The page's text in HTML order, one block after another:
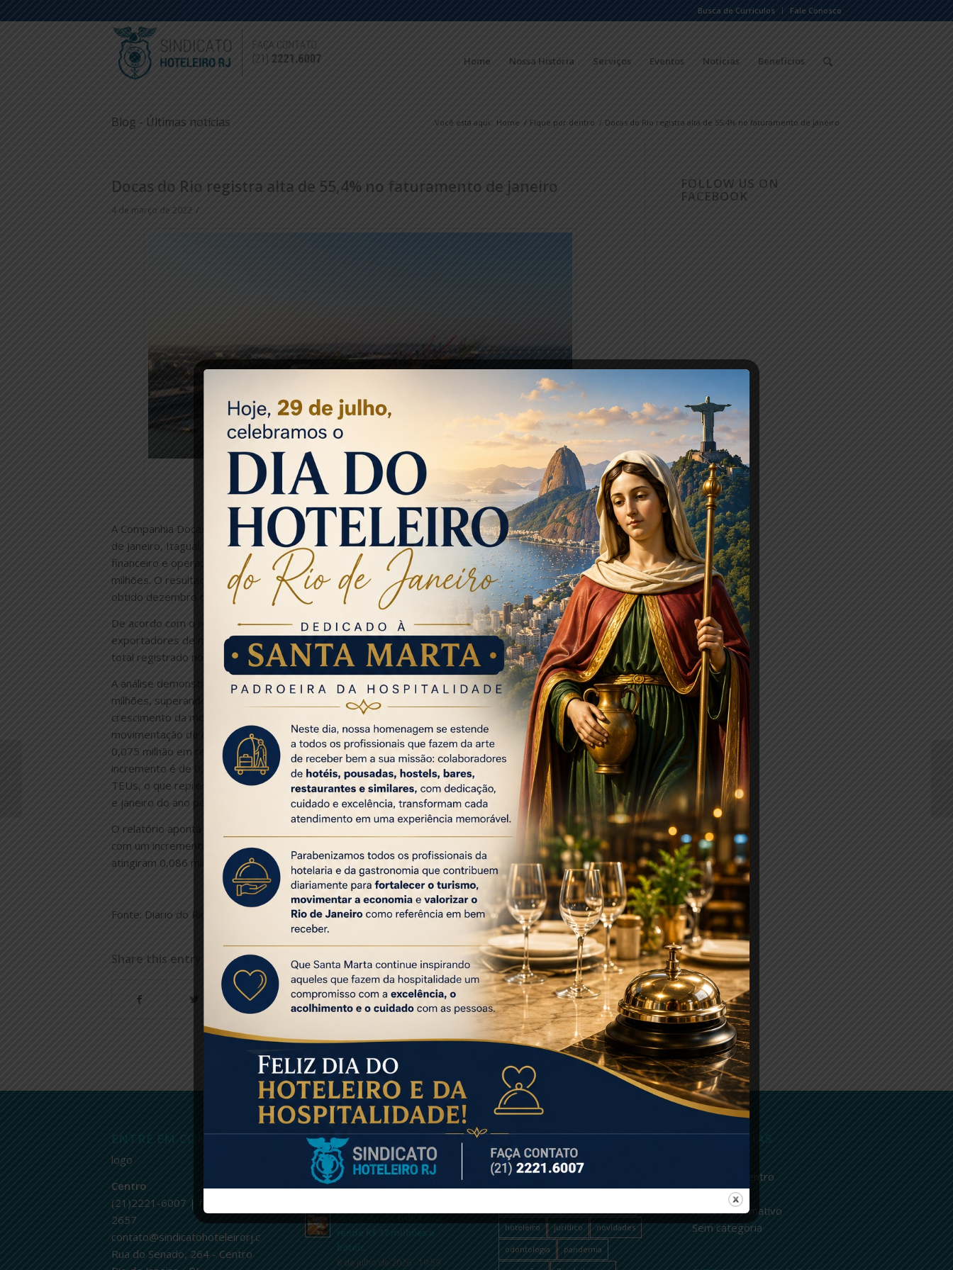
Busca de Currículos Fale Conosco
Home Nossa História Serviços Eventos Notícias Benefícios
Blog - Últimas notícias Você está aqui: Home / Fique por dentro / Docas do Rio registra alta de 55,4% no faturamento de janeiro
Docas do Rio registra alta de 55,4% no faturamento de janeiro
4 de março de 2022 /
Foto: Divulgação
A Companhia Docas do Rio de Janeiro (CDRJ), Autoridade Portuária que administra os Portos do Rio
de Janeiro, Itaguaí, Niterói e Angra dos Reis, iniciou o ano de 2022 atingindo um bom desempenho
financeiro e operacional. A Companhia encerrou o mês de janeiro com um faturamento de R$ 64,3
milhões. O resultado, em termos nominais, teve um acréscimo de R$ 22,9 milhões no resultado
obtido dezembro de 2021, o que corresponde um aumento de 55,4%.
De acordo com o relatório, o faturamento de janeiro de 2022 foi impulsionado pelos terminais
exportadores de minério de ferro, que contribuíram com R$ 40,5 milhões (63,0 %) na composição do
total registrado no mês.
A análise demonstra que o Porto do Rio de Janeiro teve um destaque com faturamento de R$ 17,8
milhões, superando a média faturada em todo o ano de 2021 em 3,9%, reflexo direto do
crescimento da movimentação de contêineres, principal carga movimentada no porto. A
movimentação de carga conteinerizada atingiu 0,685 milhão de toneladas, que representa alta de
0,075 milhão em relação a dezembro do ano passado. Se comparado com janeiro de 2021, o
incremento é de 0,100 milhão de toneladas (17,2%). O volume movimentado foi cerca de 58.261
TEUs, o que representou uma alta de, aproximadamente, 4.323 e 3.415 TEUs, em relação dezembro
e janeiro do ano passado, respectivamente.
O relatório aponta ainda que, outros destaques podem ser atribuídos à movimentação de ferro gusa,
com um incremento de 0,094 milhão de toneladas (183,4% ), e aos produtos siderúrgicos que
atingiram 0,086 milhão de toneladas (142,6%), se comparados com janeiro do ano passado.
Fonte: Diario do Rio
Share this entry
FOLLOW US ON
FACEBOOK
ENTRE EM CONTATO
logo
Centro
(21)2221-6007 | fax.: 2232-
2657
contato@sindicatohoteleirorj.com.br
Rua do Senado, 264 - Centro
ÚLTIMAS NOTÍCIAS
Dia do Hoteleiro do Rio de
Janeiro
Recuperação tributária
rende R$ 37 milhões a
hotéis
8 de julho de 2026 - 19:59
TAGS
atendimento coronavírus
hoteleiro jurídico novidades
odontologia pandemia
CATEGORIAS
Fique por dentro
Newsletter
Nosso informativo
Sem categoria